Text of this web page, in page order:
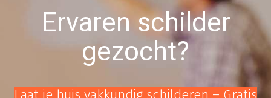
Ervaren schilder
gezocht?